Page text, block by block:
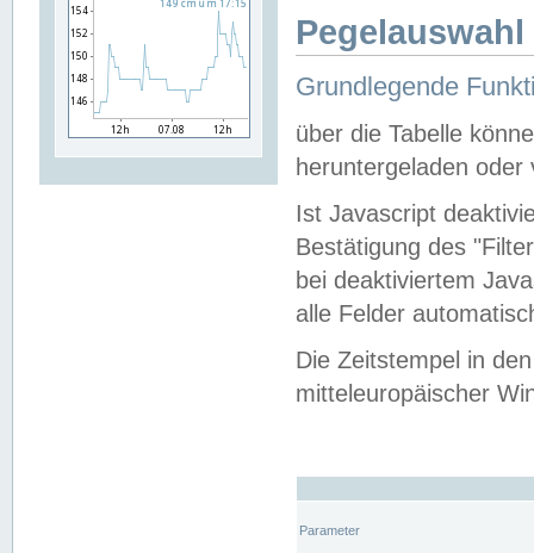
Grundlegende
über die Tabelle
heruntergeladen oder
Ist Javascript
Bestätigung des
bei deaktiviertem
alle Felder
Die Zeitstempel in
mitteleuropäischer
Parameter